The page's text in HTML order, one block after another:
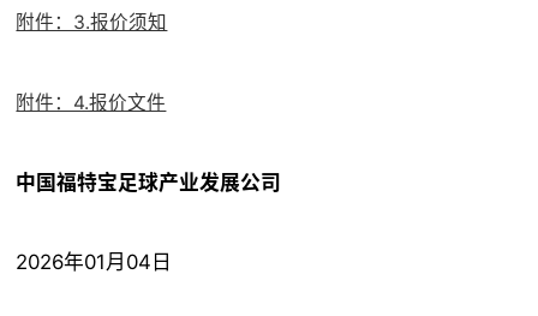
附件：3.报价须知
附件：4.报价文件
中国福特宝足球产业发展公司
2026年01月04日